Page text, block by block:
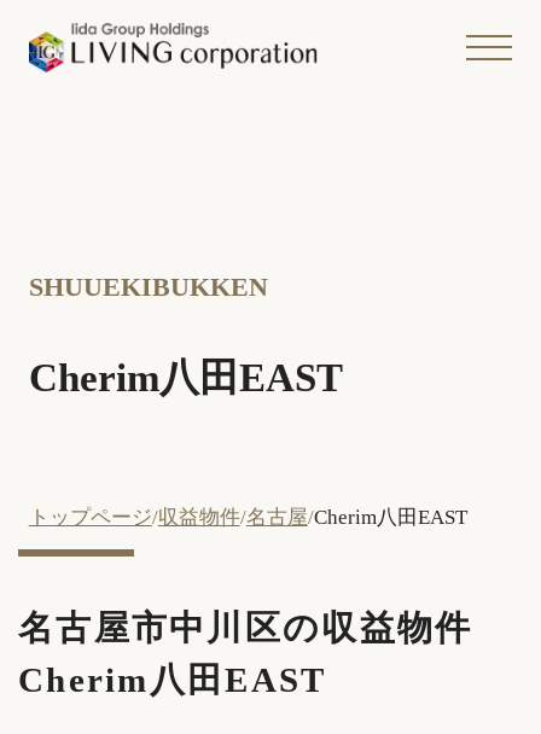
SHUUEKIBUKKEN
Cherim八田EAST
トップページ 収益物件 名古屋 Cherim八田EAST
名古屋市中川区の収益物件
Cherim八田EAST